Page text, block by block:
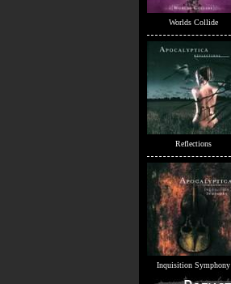
Worlds Collide
Reflections
Inquisition Symphony